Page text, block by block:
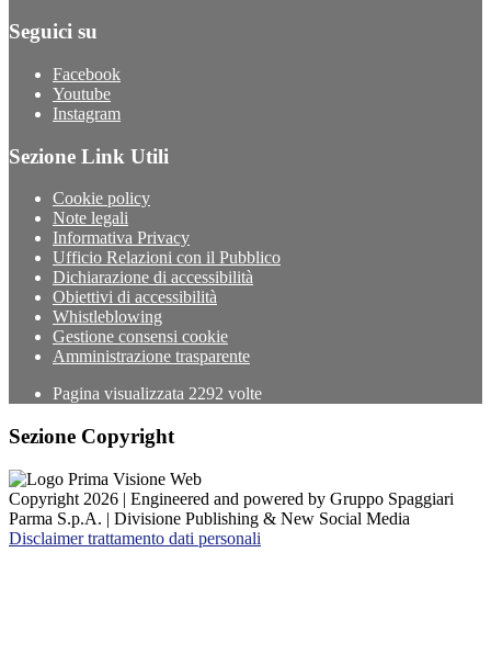
Seguici su
Facebook
Youtube
Instagram
Sezione Link Utili
Cookie policy
Note legali
Informativa Privacy
Ufficio Relazioni con il Pubblico
Dichiarazione di accessibilità
Obiettivi di accessibilità
Whistleblowing
Gestione consensi cookie
Amministrazione trasparente
Pagina visualizzata 2292 volte
Sezione Copyright
Copyright 2026 | Engineered and powered by Gruppo Spaggiari
Parma S.p.A. | Divisione Publishing & New Social Media
Disclaimer trattamento dati personali